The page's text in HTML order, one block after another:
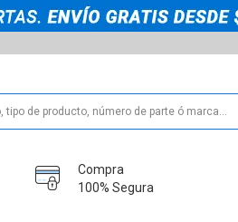
Compra
100% Segura